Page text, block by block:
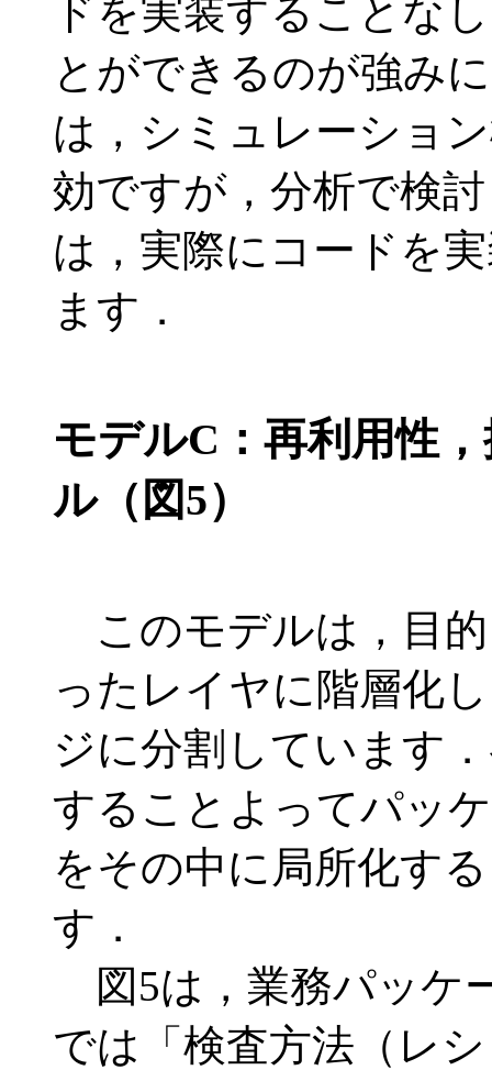
ドを実装することな
とができるのが強み
は，シミュレーショ
効ですが，分析で検
は，実際にコードを
ます．
モデルC：再利用性
ル（図5）
このモデルは，目
ったレイヤに階層化
ジに分割しています
することよってパッ
をその中に局所化す
す．
図5は，業務パッケ
では「検査方法（レ